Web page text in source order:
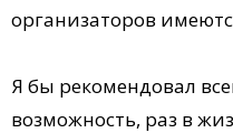
организаторов
Я бы рекомендовал
возможность, раз в